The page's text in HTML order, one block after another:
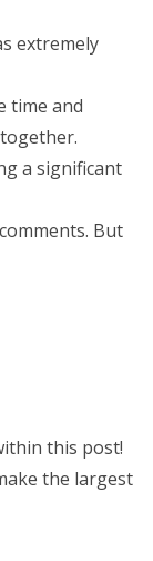
extremely
time and
a significant
But
this post!
the largest